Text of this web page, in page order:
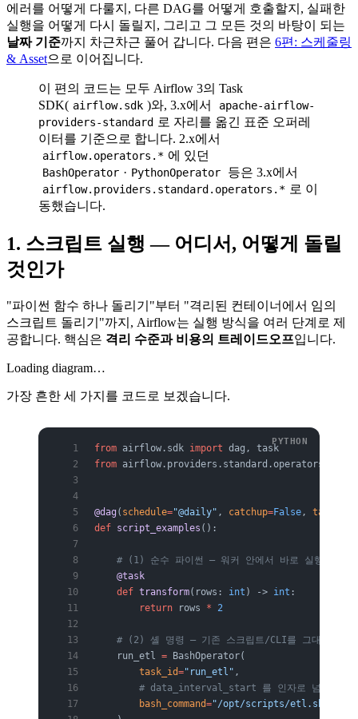
에러를 어떻게 다룰지, 다른 DAG를 어떻게 호출할지, 실패한
실행을 어떻게 다시 돌릴지, 그리고 그 모든 것의 바탕이 되는
날짜 기준까지 차근차근 풀어 갑니다. 다음 편은 6편: 스케줄링
& Asset으로 이어집니다.
이 편의 코드는 모두 Airflow 3의 Task
SDK( airflow.sdk )와, 3.x에서
apache-airflow-
providers-standard 로 자리를 옮긴 표준 오퍼레
이터를 기준으로 합니다. 2.x에서
airflow.operators.* 에 있던
BashOperator · PythonOperator 등은 3.x에서
airflow.providers.standard.operators.* 로 이
동했습니다.
1. 스크립트 실행 — 어디서, 어떻게 돌릴
것인가
"파이썬 함수 하나 돌리기"부터 "격리된 컨테이너에서 임의
스크립트 돌리기"까지, Airflow는 실행 방식을 여러 단계로 제
공합니다. 핵심은 격리 수준과 비용의 트레이드오프입니다.
Loading diagram…
가장 흔한 세 가지를 코드로 보겠습니다.
from airflow.sdk import dag, task
from airflow.providers.standard.operators.bash
@dag ( schedule="@daily" , catchup=False , tags
def script_examples ():
    # (1) 순수 파이썬 — 워커 안에서 바로 실행
    @task
    def
transform(rows: int ) -> int :
        return
rows * 2
    # (2) 셸 명령 — 기존 스크립트/CLI를 그대로 호출
    run_etl
= BashOperator(
        task_id
="run_etl" ,
# data_interval_start 를 인자로 넘겨 멱등
        bash_command
="/opt/scripts/etl.sh --